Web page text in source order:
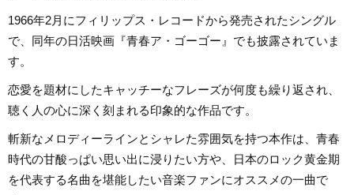
1966年2月にフィリップス・レコードから発売されたシングル
で、同年の日活映画『青春ア・ゴーゴー』でも披露されていま
す。
恋愛を題材にしたキャッチーなフレーズが何度も繰り返され、
聴く人の心に深く刻まれる印象的な作品です。
斬新なメロディーラインとシャレた雰囲気を持つ本作は、青春
時代の甘酸っぱい思い出に浸りたい方や、日本のロック黄金期
を代表する名曲を堪能したい音楽ファンにオススメの一曲で